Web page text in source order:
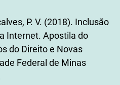
P. V. (2018). Inclusão
Internet. Apostila do
do Direito e Novas
Federal de Minas